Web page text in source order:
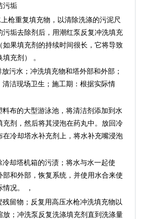
污垢
枪重复填充物，以清除洗涤的污泥尺
污垢去除剂后，用潮红泵反复冲洗填充
如果填充剂的持续时间很长，它将导致
充剂） 。
污水；冲洗填充物和塔外部和外部；
洁现场卫生；施工期：根据实际情
布的大型游泳池，将清洁剂添加到水
充剂，然后将其浸泡在药丸中。放回冷
在冷却塔水补充剂上，将水补充嘴浸泡
却塔机箱的污渍；将水与水一起使
部和外部，恢复系统，并使用水合来使
况。 ，
留物；反复用高压水枪冲洗填充物以
放；冲洗泵反复洗涤填充剂直到洗涤量